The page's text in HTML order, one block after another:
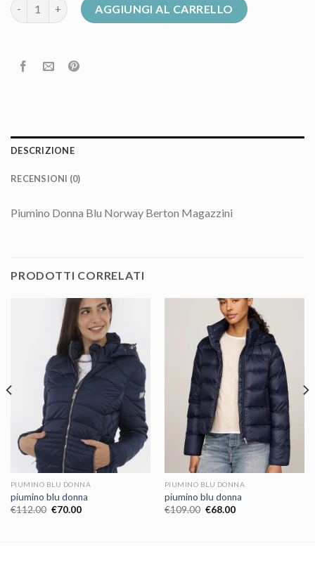
AGGIUNGI AL CARRELLO
DESCRIZIONE
RECENSIONI (0)
Piumino Donna Blu Norway Berton Magazzini
PRODOTTI CORRELATI
PIUMINO BLU DONNA
piumino blu donna
€112.00 €70.00
PIUMINO BLU DONNA
piumino blu donna
€109.00 €68.00